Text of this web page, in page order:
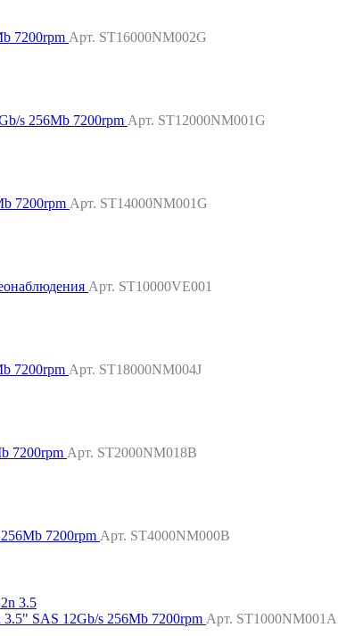
7200rpm Арт. ST16000NM002G
s 256Mb 7200rpm Арт. ST12000NM001G
7200rpm Арт. ST14000NM001G
Арт. ST10000VE001
7200rpm Арт. ST18000NM004J
7200rpm Арт. ST2000NM018B
7200rpm Арт. ST4000NM000B
SAS 12Gb/s 256Mb 7200rpm Арт. ST1000NM001A